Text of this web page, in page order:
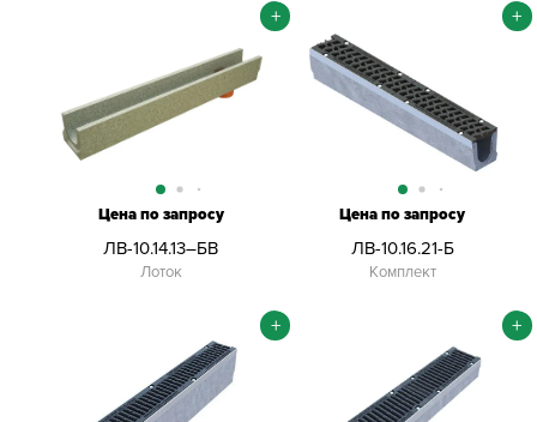
Цена по запросу
ЛВ-10.14.13–БВ
Лоток
+
Цена по запросу
ЛВ-10.16.21-Б
Комплект
+
+ +